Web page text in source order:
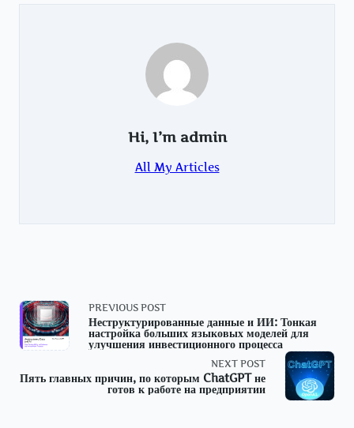
Hi, I’m admin
All My Articles
<span
class="nav-
subtitle
PREVIOUS POST
Неструктурированные данные и ИИ: Тонкая
настройка больших языковых моделей для
улучшения инвестиционного процесса
NEXT POST
Пять главных причин, по которым ChatGPT не
готов к работе на предприятии